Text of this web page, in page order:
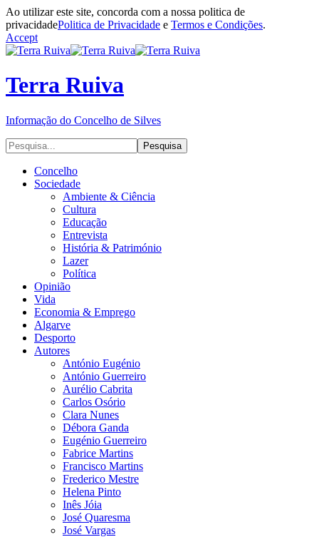
Ao utilizar este site, concorda com a nossa politica de
privacidadePolitica de Privacidade e Termos e Condições.
Accept
Terra Ruiva
Informação do Concelho de Silves
Concelho
Sociedade
Ambiente & Ciência
Cultura
Educação
Entrevista
História & Património
Lazer
Política
Opinião
Vida
Economia & Emprego
Algarve
Desporto
Autores
António Eugénio
António Guerreiro
Aurélio Cabrita
Carlos Osório
Clara Nunes
Débora Ganda
Eugénio Guerreiro
Fabrice Martins
Francisco Martins
Frederico Mestre
Helena Pinto
Inês Jóia
José Quaresma
José Vargas